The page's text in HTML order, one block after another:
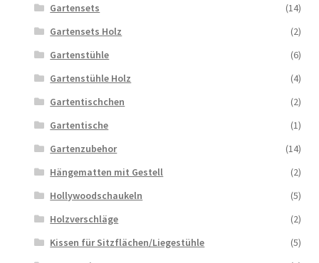
Gartensets
(14)
Gartensets Holz
(2)
Gartenstühle
(6)
Gartenstühle Holz
(4)
Gartentischchen
(2)
Gartentische
(1)
Gartenzubehor
(14)
Hängematten mit Gestell
(2)
Hollywoodschaukeln
(5)
Holzverschläge
(2)
Kissen für Sitzflächen/Liegestühle
(5)